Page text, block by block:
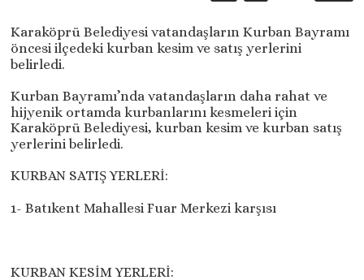
Karaköprü Belediyesi vatandaşların Kurban Bayramı
öncesi ilçedeki kurban kesim ve satış yerlerini
belirledi.
Kurban Bayramı’nda vatandaşların daha rahat ve
hijyenik ortamda kurbanlarını kesmeleri için
Karaköprü Belediyesi, kurban kesim ve kurban satış
yerlerini belirledi.
KURBAN SATIŞ YERLERİ:
1- Batıkent Mahallesi Fuar Merkezi karşısı
KURBAN KESİM YERLERİ: